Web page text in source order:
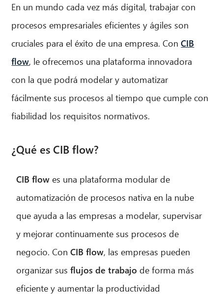
En un mundo cada vez más digital, trabajar con
procesos empresariales eficientes y ágiles son
cruciales para el éxito de una empresa. ConCIB
flow, le ofrecemos una plataforma innovadora
con la que podrá modelar y automatizar
fácilmente sus procesos al tiempo que cumple con
fiabilidad los requisitos normativos.
¿Qué es CIB flow?
CIB flow es una plataforma modular de
automatización de procesos nativa en la nube
que ayuda a las empresas a modelar, supervisar
y mejorar continuamente sus procesos de
negocio. ConCIB flow, las empresas pueden
organizar susflujos de trabajo de forma más
eficiente y aumentar la productividad